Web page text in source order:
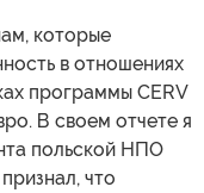
которые
в отношениях
программы CERV
В своем отчете я
польской НПО
что